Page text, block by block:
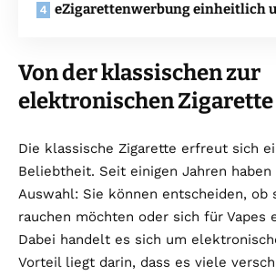
eZigarettenwerbung einheitlich
Von der klassischen zur
elektronischen Zigarette
Die klassische Zigarette erfreut sich
Beliebtheit. Seit einigen Jahren haben
Auswahl: Sie können entscheiden, ob
rauchen möchten oder sich für Vapes
Dabei handelt es sich um
Vorteil liegt darin, dass es viele